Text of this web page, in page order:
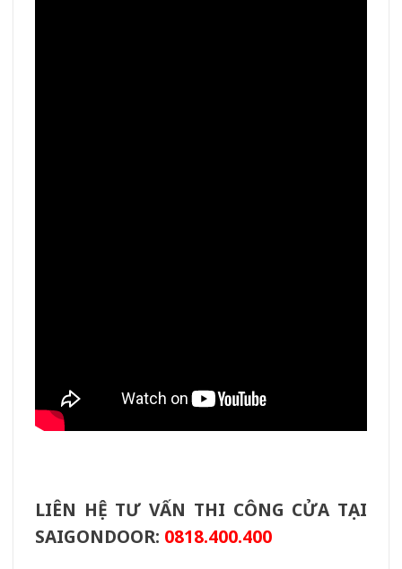
LIÊN HỆ TƯ VẤN THI CÔNG CỬA TẠI
SAIGONDOOR: 0818.400.400